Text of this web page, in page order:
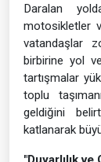
Daralan
motosikletler
vatandaşlar
birbirine yol
tartışmalar
toplu
geldiğini
katlanarak